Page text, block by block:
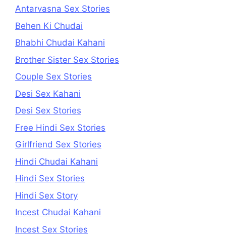
Antarvasna Sex Stories
Behen Ki Chudai
Bhabhi Chudai Kahani
Brother Sister Sex Stories
Couple Sex Stories
Desi Sex Kahani
Desi Sex Stories
Free Hindi Sex Stories
Girlfriend Sex Stories
Hindi Chudai Kahani
Hindi Sex Stories
Hindi Sex Story
Incest Chudai Kahani
Incest Sex Stories